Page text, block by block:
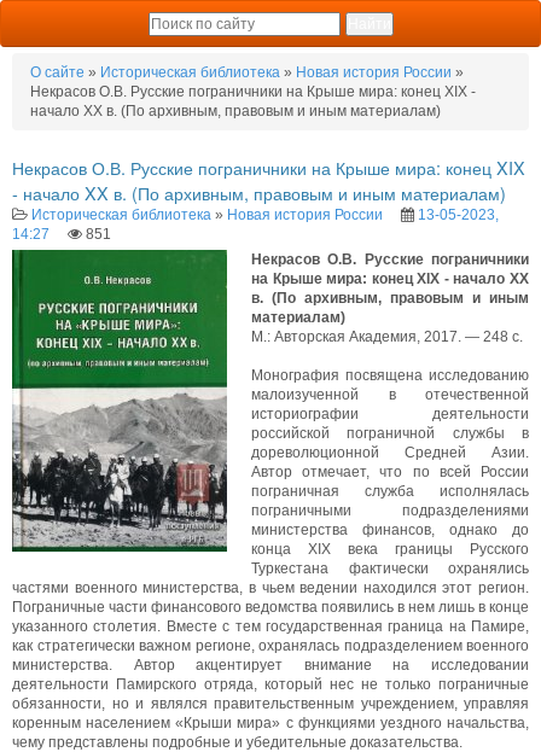
О сайте » Историческая библиотека » Новая история России »
Некрасов О.В. Русские пограничники на Крыше мира: конец XIX -
начало XX в. (По архивным, правовым и иным материалам)
Некрасов О.В. Русские пограничники на Крыше мира: конец XIX
- начало XX в. (По архивным, правовым и иным материалам)
Историческая библиотека » Новая история России
13-05-2023,
14:27
851
Некрасов О.В. Русские пограничники
на Крыше мира: конец XIX - начало XX
в. (По архивным, правовым и иным
материалам)
М.: Авторская Академия, 2017. — 248 с.
Монография посвящена исследованию
малоизученной в отечественной
историографии деятельности
российской пограничной службы в
дореволюционной Средней Азии.
Автор отмечает, что по всей России
пограничная служба исполнялась
пограничными подразделениями
министерства финансов, однако до
конца XIX века границы Русского
Туркестана фактически охранялись
частями военного министерства, в чьем ведении находился этот регион.
Пограничные части финансового ведомства появились в нем лишь в конце
указанного столетия. Вместе с тем государственная граница на Памире,
как стратегически важном регионе, охранялась подразделением военного
министерства. Автор акцентирует внимание на исследовании
деятельности Памирского отряда, который нес не только пограничные
обязанности, но и являлся правительственным учреждением, управляя
коренным населением «Крыши мира» с функциями уездного начальства,
чему представлены подробные и убедительные доказательства.